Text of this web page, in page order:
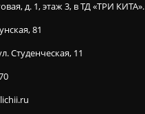
д. 1, этаж 3, в ТД «ТРИ КИТА».
81
Студенческая, 11